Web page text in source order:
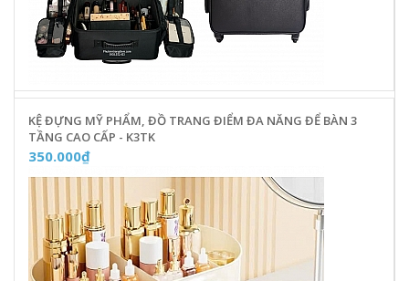
KỆ ĐỰNG MỸ PHẨM, ĐỒ TRANG ĐIỂM ĐA NĂNG ĐỂ BÀN 3
TẦNG CAO CẤP - K3TK
350.000₫